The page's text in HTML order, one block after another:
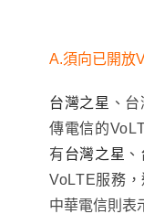
A.須向已開放
台灣之星 、
傳電信的
有台灣之星 、
VoLTE服務
中華電信則表